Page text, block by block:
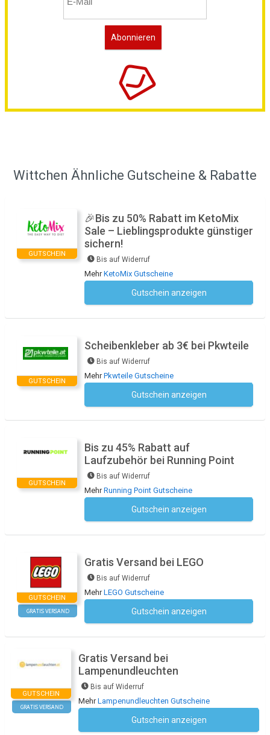
Wittchen Ähnliche Gutscheine & Rabatte
GUTSCHEIN
🎉Bis zu 50% Rabatt im KetoMix
Sale – Lieblingsprodukte günstiger
sichern!
Bis auf Widerruf
MehrKetoMix Gutscheine
Gutschein anzeigen
GUTSCHEIN
Scheibenkleber ab 3€ bei Pkwteile
Bis auf Widerruf
MehrPkwteile Gutscheine
Gutschein anzeigen
GUTSCHEIN
Bis zu 45% Rabatt auf
Laufzubehör bei Running Point
Bis auf Widerruf
MehrRunning Point Gutscheine
Gutschein anzeigen
GUTSCHEIN
GRATIS VERSAND
Gratis Versand bei LEGO
Bis auf Widerruf
MehrLEGO Gutscheine
Gutschein anzeigen
GUTSCHEIN
GRATIS VERSAND
Gratis Versand bei
Lampenundleuchten
Bis auf Widerruf
MehrLampenundleuchten Gutscheine
Gutschein anzeigen